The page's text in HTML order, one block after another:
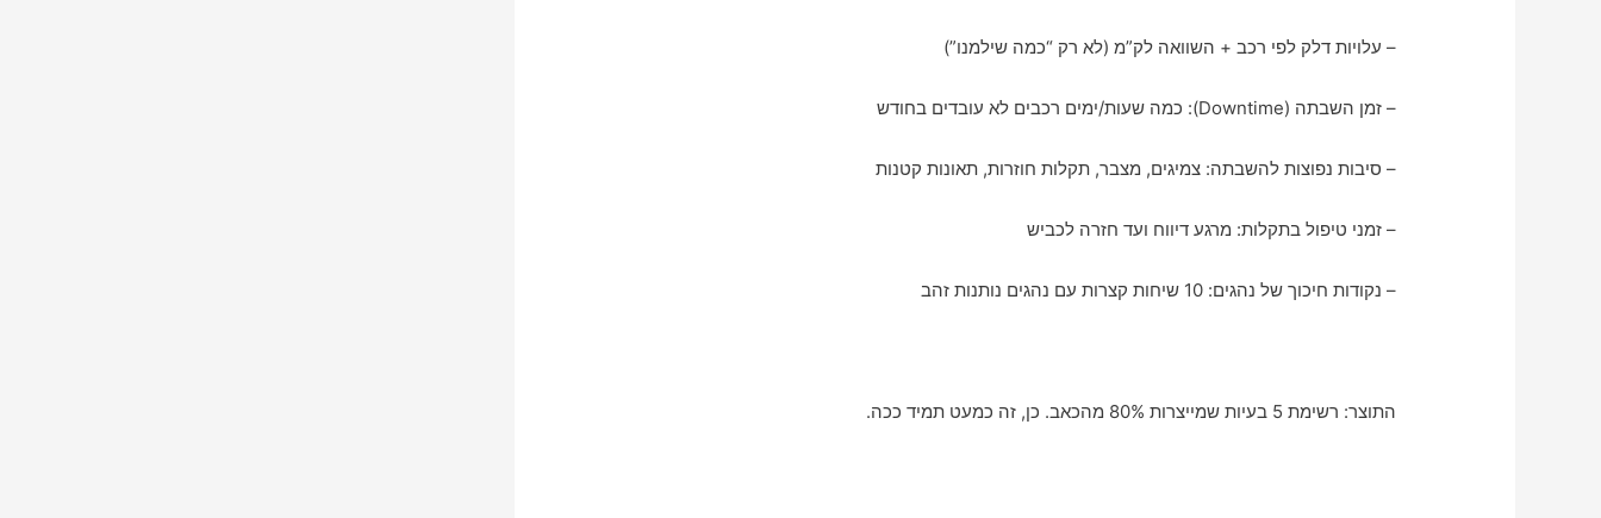
– עלויות דלק לפי רכב + השוואה לק”מ (לא רק “כמה שילמנו”)
– זמן השבתה (Downtime): כמה שעות/ימים רכבים לא עובדים בחודש
– סיבות נפוצות להשבתה: צמיגים, מצבר, תקלות חוזרות, תאונות קטנות
– זמני טיפול בתקלות: מרגע דיווח ועד חזרה לכביש
– נקודות חיכוך של נהגים: 10 שיחות קצרות עם נהגים נותנות זהב
התוצר: רשימת 5 בעיות שמייצרות 80% מהכאב. כן, זה כמעט תמיד ככה.